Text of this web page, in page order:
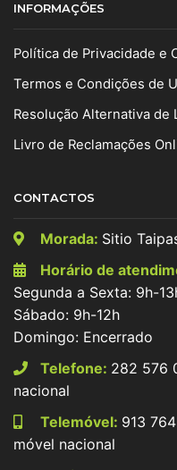
INFORMAÇÕES
Política de Privacidade e
Termos e Condições de
Resolução Alternativa de
Livro de Reclamações
CONTACTOS
Morada: Sitio
Horário de
Segunda a Sexta: 9h-
Sábado: 9h-12h
Domingo: Encerrado
Telefone: 282 576
nacional
Telemóvel: 913
móvel nacional